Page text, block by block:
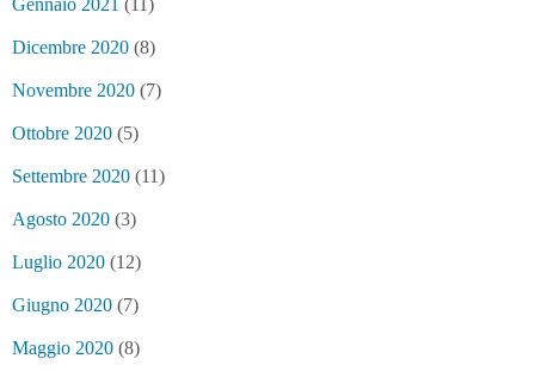
Gennaio 2021 (11)
Dicembre 2020 (8)
Novembre 2020 (7)
Ottobre 2020 (5)
Settembre 2020 (11)
Agosto 2020 (3)
Luglio 2020 (12)
Giugno 2020 (7)
Maggio 2020 (8)